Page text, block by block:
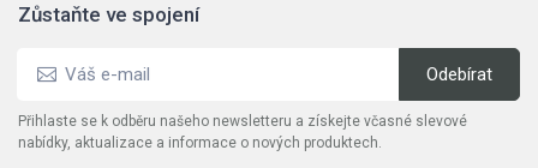
Zůstaňte ve spojení
Přihlaste se k odběru našeho newsletteru a získejte včasné slevové
nabídky, aktualizace a informace o nových produktech.